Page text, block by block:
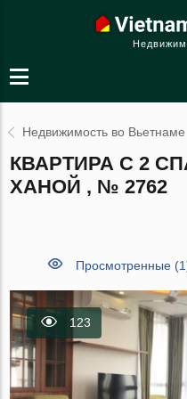
Недвижимость во Вьетнаме
КВАРТИРА С 2
ХАНОЙ , № 2762
Просмотренные
123